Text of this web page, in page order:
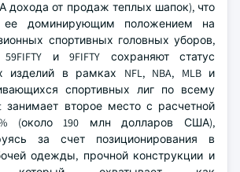
дохода от продаж теплых шапок), что
ее доминирующим положением на
спортивных головных уборов,
и 9FIFTY сохраняют статус
изделий в рамках NFL, NBA, MLB и
спортивных лиг по всему
занимает второе место с расчетной
(около 190 млн долларов США),
за счет позиционирования в
одежды, прочной конструкции и